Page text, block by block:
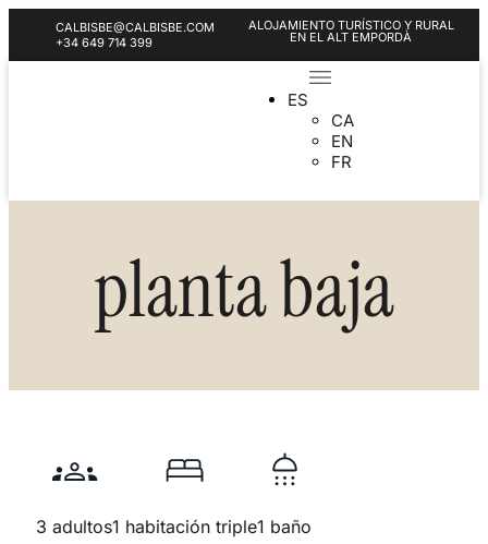
CALBISBE@CALBISBE.COM
+34 649 714 399
ALOJAMIENTO TURÍSTICO Y RURAL
EN EL ALT EMPORDÀ
ES
CA
EN
FR
planta baja
3 adultos1 habitación triple1 baño